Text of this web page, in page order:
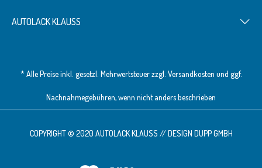
AUTOLACK KLAUSS
* Alle Preise inkl. gesetzl. Mehrwertsteuer zzgl. Versandkosten und ggf.
Nachnahmegebühren, wenn nicht anders beschrieben
COPYRIGHT © 2020 AUTOLACK KLAUSS // DESIGN DUPP GMBH